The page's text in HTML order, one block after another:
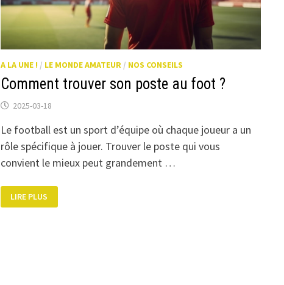
A LA UNE ! / LE MONDE AMATEUR/ NOS CONSEILS
Comment trouver son poste au foot ?
2025-03-18
Le football est un sport d’équipe où chaque joueur a un
rôle spécifique à jouer. Trouver le poste qui vous
convient le mieux peut grandement …
TROUVER
SON
LIRE PLUS